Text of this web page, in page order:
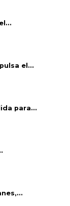
el...
para...